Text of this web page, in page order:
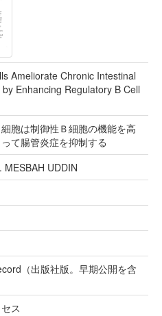
Ameliorate Chronic Intestinal
Enhancing Regulatory B Cell
胞は制御性Ｂ細胞の機能を高
て腸管炎症を抑制する
MESBAH UDDIN
（出版社版。早期公開を含
ス